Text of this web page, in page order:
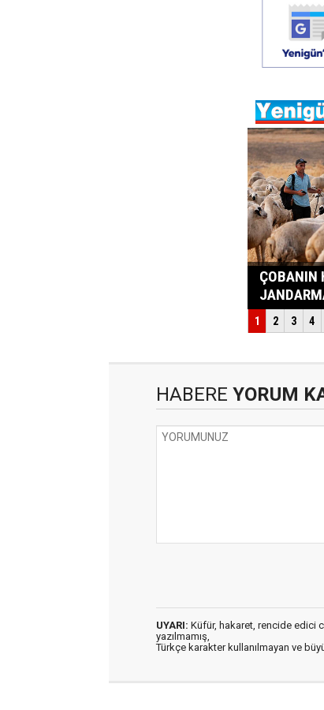
HABERE YORUM
UYARI: Küfür, hakaret, rencide edici
yazılmamış,
Türkçe karakter kullanılmayan ve